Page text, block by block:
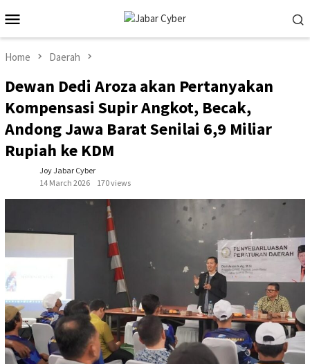
to
contentMenu
Home Daerah
Dewan Dedi Aroza akan Pertanyakan
Kompensasi Supir Angkot, Becak,
Andong Jawa Barat Senilai 6,9 Miliar
Rupiah ke KDM
Joy Jabar Cyber
14 March 2026
170 views